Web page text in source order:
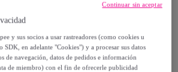
y sus socios a usar rastreadores (como cookies u
SDK, en adelante "Cookies") y a procesar sus datos
de navegación, datos de pedidos e información
de miembro) con el fin de ofrecerle publicidad
Continuar sin aceptar